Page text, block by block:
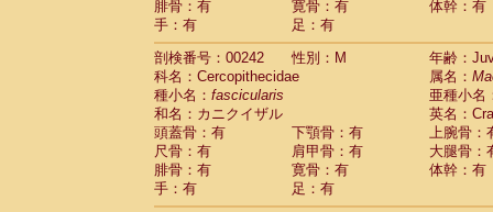
腓骨：有
寛骨：有
体幹：有
手：有
足：有
剖検番号：00242
性別：M
年齢：
科名：Cercopithecidae
属名：
種小名： fascicularis
亜種小名
和名：カニクイザル
英名：
頭蓋骨：有
下顎骨：有
上腕骨：
尺骨：有
肩甲骨：有
大腿骨：
腓骨：有
寛骨：有
体幹：有
手：有
足：有